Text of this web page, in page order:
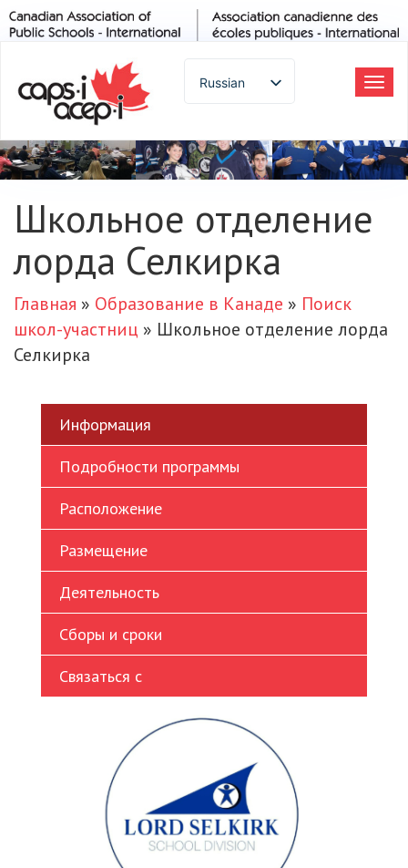
Russian
Spanish
French
Italian
Arabic
Japanese
Turkish
Школьное отделение
лорда Селкирка
Главная » Образование в Канаде » Поиск
школ-участниц » Школьное отделение лорда
Селкирка
Информация
Подробности программы
Расположение
Размещение
Деятельность
Сборы и сроки
Связаться с